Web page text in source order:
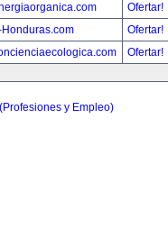
Ofertar!
Ofertar!
Ofertar!
y Empleo)